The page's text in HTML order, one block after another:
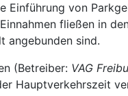
Einführung von
fließen in
angebunden sind.
(Betreiber: VAG
Hauptverkehrszeit